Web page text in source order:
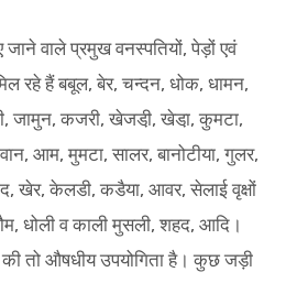
जाने वाले प्रमुख वनस्पतियों, पेड़ों एवं
रहे हैं बबूल, बेर, चन्दन, धोक, धामन,
जामुन, कजरी, खेजडी़, खेडा़, कुमटा,
आम, मुमटा, सालर, बानोटीया, गुलर,
खेर, केलडी, कडैया, आवर, सेलाई वृक्षों
धोली व काली मुसली, शहद, आदि।
तो औषधीय उपयोगिता है। कुछ जड़ी